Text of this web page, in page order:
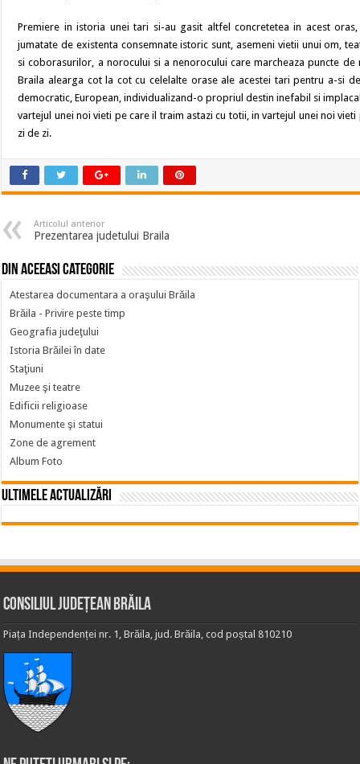
Premiere in istoria unei tari si-au gasit altfel concretetea in acest
jumatate de existenta consemnate istoric sunt, asemeni vietii unui om,
si coborasurilor, a norocului si a nenorocului care marcheaza puncte de
Braila alearga cot la cot cu celelalte orase ale acestei tari pentru a-si
democratic, European, individualizand-o propriul destin inefabil si
vartejul unei noi vieti pe care il traim astazi cu totii, in vartejul unei noi
zi de zi.
Articolul anterior
Prezentarea judetului Braila
Din aceeasi categorie
Atestarea documentara a oraşului Brăila
Brăila - Privire peste timp
Geografia judeţului
Istoria Brăilei în date
Staţiuni
Muzee şi teatre
Edificii religioase
Monumente şi statui
Zone de agrement
Album Foto
Ultimele actualizări
Consiliul Județean Brăila
Piața Independenței nr. 1, Brăila, jud. Brăila, cod poștal 810210